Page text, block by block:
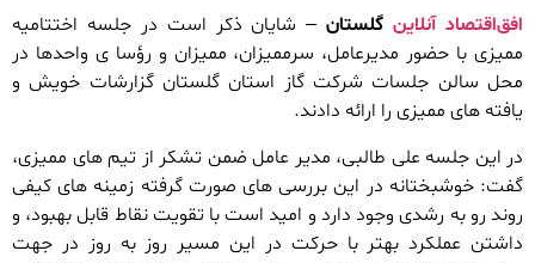
افق‌اقتصاد آنلاینگلستان– شایان ذکر است در جلسه اختتامیه
ممیزی با حضور مدیرعامل، سرممیزان، ممیزان و رؤسا ی واحدها در
محل سالن جلسات شرکت گاز استان گلستان گزارشات خویش و
یافته های ممیزی را ارائه دادند.
در این جلسه علی طالبی، مدیر عامل ضمن تشکر از تیم های ممیزی،
گفت: خوشبختانه در این بررسی های صورت گرفته زمینه های کیفی
روند رو به رشدی وجود دارد و امید است با تقویت نقاط قابل بهبود، و
داشتن عملکرد بهتر با حرکت در این مسیر روز به روز در جهت